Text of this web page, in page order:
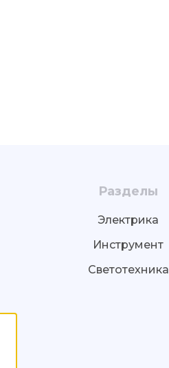
Разделы
Электрика
Инструмент
Светотехника